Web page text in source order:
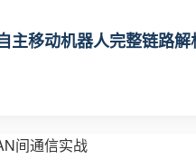
主移动机器人完整链路